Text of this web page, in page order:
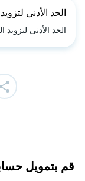
الحد الأدنى
الحد الأدنى
قم بتمويل